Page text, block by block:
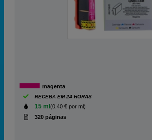
magenta
RECEBA EM 24 HORAS
15 ml (0,40 € por ml)
320 páginas